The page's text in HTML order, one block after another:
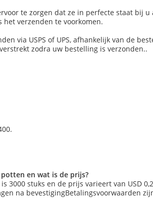
te zorgen dat ze in perfecte staat bij
verzenden te voorkomen.
via USPS of UPS, afhankelijk van de
zodra uw bestelling is verzonden..
en wat is de prijs?
3000 stuks en de prijs varieert van USD
na bevestigingBetalingsvoorwaarden